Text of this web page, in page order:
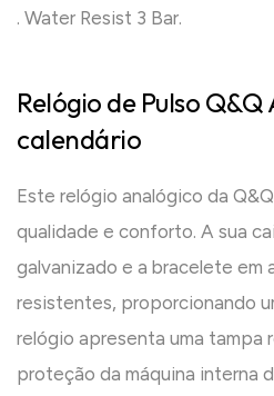
. Water Resist 3 Bar.
Relógio de Pulso
calendário
Este relógio analógico da
qualidade e conforto. A sua
galvanizado e a bracelete em
resistentes, proporcionando
relógio apresenta uma tampa
proteção da máquina interna